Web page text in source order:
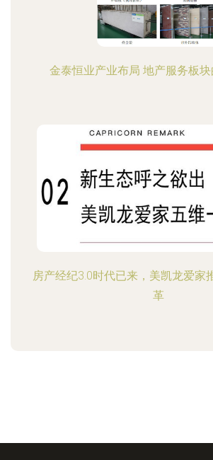
金泰恒业产业布局 地产服务板
房产经纪3.0时代已来，美凯龙爱家
革